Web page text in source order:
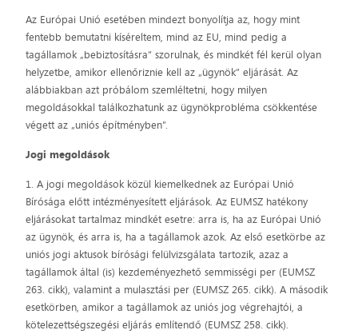
Az Európai Unió esetében mindezt bonyolítja az, hogy mint
fentebb bemutatni kíséreltem, mind az EU, mind pedig a
tagállamok „bebiztosításra” szorulnak, és mindkét fél kerül olyan
helyzetbe, amikor ellenőriznie kell az „ügynök” eljárását. Az
alábbiakban azt próbálom szemléltetni, hogy milyen
megoldásokkal találkozhatunk az ügynökprobléma csökkentése
végett az „uniós építményben”.
Jogi megoldások
1. A jogi megoldások közül kiemelkednek az Európai Unió
Bírósága előtt intézményesített eljárások. Az EUMSZ hatékony
eljárásokat tartalmaz mindkét esetre: arra is, ha az Európai Unió
az ügynök, és arra is, ha a tagállamok azok. Az első esetkörbe az
uniós jogi aktusok bírósági felülvizsgálata tartozik, azaz a
tagállamok által (is) kezdeményezhető semmisségi per (EUMSZ
263. cikk), valamint a mulasztási per (EUMSZ 265. cikk). A második
esetkörben, amikor a tagállamok az uniós jog végrehajtói, a
kötelezettségszegési eljárás említendő (EUMSZ 258. cikk).